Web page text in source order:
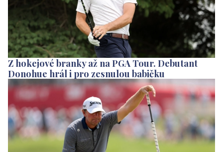
Z hokejové branky až na PGA Tour. Debutant
Donohue hrál i pro zesnulou babičku